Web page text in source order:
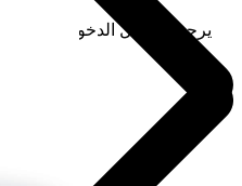
يرجى تسجيل الدخول لإضافة